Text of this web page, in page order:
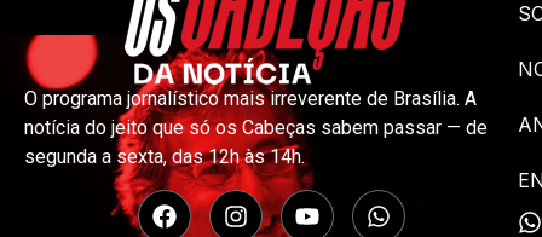
O programa jornalístico mais irreverente de Brasília. A
notícia do jeito que só os Cabeças sabem passar — de
segunda a sexta, das 12h às 14h.